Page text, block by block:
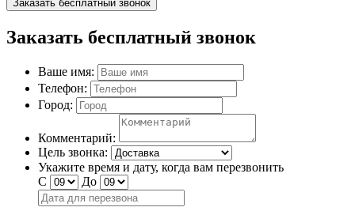
Заказать бесплатный звонок
Заказать бесплатный звонок
Ваше имя:
Телефон:
Город:
Комментарий:
Цель звонка:
Укажите время и дату, когда вам перезвонить
С
До